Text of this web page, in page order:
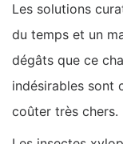
Les solutions
du temps et un
dégâts que ce
indésirables sont
coûter très chers.